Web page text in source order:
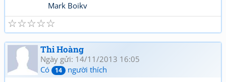
Mark Boikv
☆
☆
☆
☆
☆
Thi Hoàng
Ngày gửi: 14/11/2013 16:05
Có
14 người thích